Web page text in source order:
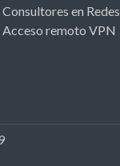
Consultores en Redes
Acceso remoto VPN